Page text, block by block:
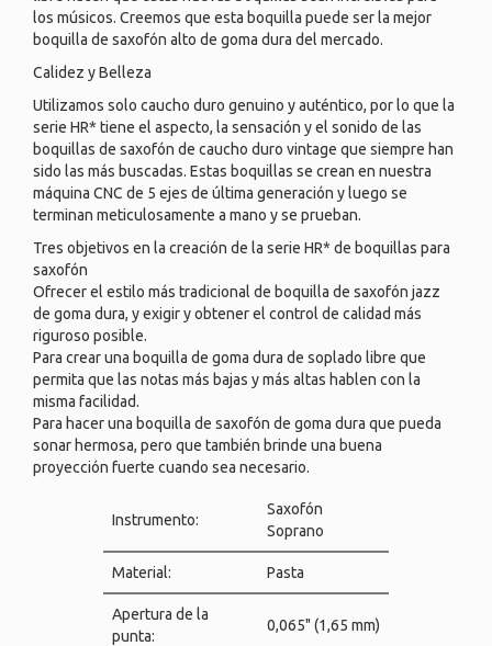
los músicos. Creemos que esta boquilla puede ser la mejor
boquilla de saxofón alto de goma dura del mercado.
Calidez y Belleza
Utilizamos solo caucho duro genuino y auténtico, por lo que la
serie HR* tiene el aspecto, la sensación y el sonido de las
boquillas de saxofón de caucho duro vintage que siempre han
sido las más buscadas. Estas boquillas se crean en nuestra
máquina CNC de 5 ejes de última generación y luego se
terminan meticulosamente a mano y se prueban.
Tres objetivos en la creación de la serie HR* de boquillas para
saxofón
Ofrecer el estilo más tradicional de boquilla de saxofón jazz
de goma dura, y exigir y obtener el control de calidad más
riguroso posible.
Para crear una boquilla de goma dura de soplado libre que
permita que las notas más bajas y más altas hablen con la
misma facilidad.
Para hacer una boquilla de saxofón de goma dura que pueda
sonar hermosa, pero que también brinde una buena
proyección fuerte cuando sea necesario.
Instrumento:
Saxofón
Soprano
Material: Pasta
Apertura de la
punta:
0,065" (1,65 mm)